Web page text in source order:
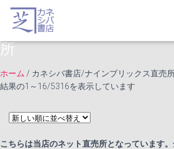
カネシバ書店/ナインブ
所
ホーム / カネシバ書店/ナインブリックス直売
結果の1～16/5316を表示しています
こちらは当店のネット直売所となっています